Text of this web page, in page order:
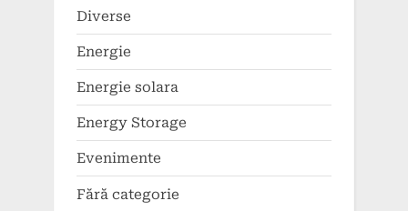
Diverse
Energie
Energie solara
Energy Storage
Evenimente
Fără categorie